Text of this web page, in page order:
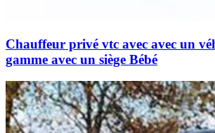
Chauffeur privé vtc avec avec un
gamme avec un siège Bébé